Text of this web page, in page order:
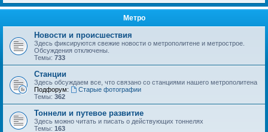
Метро
Новости и происшествия
Здесь фиксируются свежие новости о метрополитене и метрострое.
Обсуждения отключены.
Темы: 733
Станции
Здесь обсуждаем все, что связано со станциями нашего метрополитена
Подфорум:
Старые фотографии
Темы: 362
Тоннели и путевое развитие
Здесь можно читать и писать о действующих тоннелях
Темы: 163